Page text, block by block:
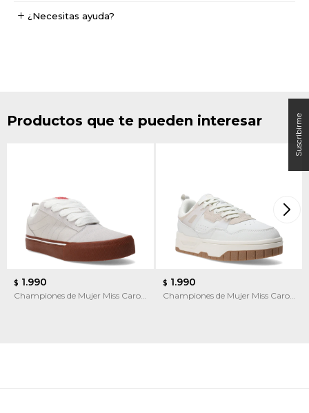
¿Necesitas ayuda?
Productos que te pueden interesar
$ 1.990
Championes de Mujer Miss Carol
$ 1.990
Championes de Mujer Miss Carol